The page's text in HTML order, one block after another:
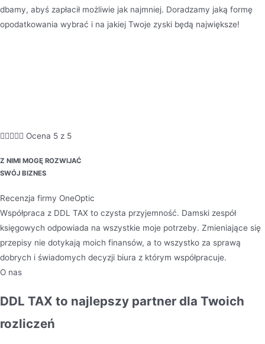
dbamy, abyś zapłacił możliwie jak najmniej. Doradzamy jaką formę
opodatkowania wybrać i na jakiej Twoje zyski będą największe!
 Ocena 5 z 5
Z NIMI MOGĘ ROZWIJAĆ
SWÓJ BIZNES
Recenzja firmy OneOptic
Współpraca z DDL TAX to czysta przyjemność. Damski zespół
księgowych odpowiada na wszystkie moje potrzeby. Zmieniające się
przepisy nie dotykają moich finansów, a to wszystko za sprawą
dobrych i świadomych decyzji biura z którym współpracuje.
O nas
DDL TAX to najlepszy partner dla Twoich
rozliczeń